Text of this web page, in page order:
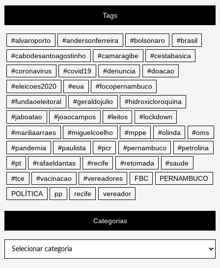
Tags
#alvaroporto #andersonferreira #bolsonaro
#brasil
#cabodesantoagostinho
#camaragibe
#cestabasica
#coronavirus
#covid19 #denuncia
#doacao
#eleicoes2020
#eua
#focopernambuco
#fundaoeleitoral
#geraldojulio
#hidroxicloroquina
#jaboatao
#joaocampos #leitos
#lockdown
#mariliaarraes
#miguelcoelho #mppe #olinda
#oms
#pandemia
#paulista #pcr #pernambuco
#petrolina
#pt
#rafaeldantas #recife #retomada
#saude
#tce
#vacinacao #vereadores FBC
PERNAMBUCO
POLÍTICA
pp recife vereador
Categorias